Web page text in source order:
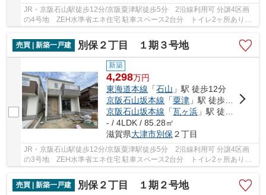
JR・京阪石山駅徒歩12分/京阪粟津駅徒歩5分 2沿線利用可 分譲4区画
の4号地 ZEH水準省エネ住宅 駐車スペース2台分 トイレ2ヶ所あり
売買 | 新築一戸建
別保２丁目 １期３号地
新築
4,298万円
東海道本線 「石山 」駅 徒歩12分
京阪石山坂本線 「粟津 」駅 徒歩5分
京阪石山坂本線 「瓦ヶ浜 」駅 徒歩10分
- / 4LDK / 85.28㎡
滋賀県大津市別保２丁目
JR・京阪石山駅徒歩12分/京阪粟津駅徒歩5分 2沿線利用可 分譲4区画
の3号地 ZEH水準省エネ住宅 駐車スペース2台分 トイレ2ヶ所あり
売買 | 新築一戸建
別保２丁目 １期２号地